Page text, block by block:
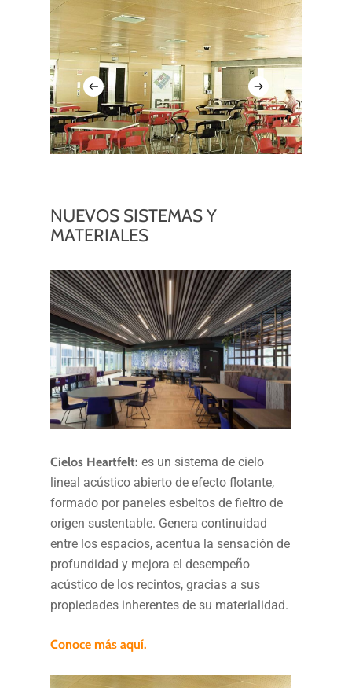
NUEVOS SISTEMAS Y
MATERIALES
Cielos Heartfelt:es un sistema de cielo
lineal acústico abierto de efecto flotante,
formado por paneles esbeltos de fieltro de
origen sustentable. Genera continuidad
entre los espacios, acentua la sensación de
profundidad y mejora el desempeño
acústico de los recintos, gracias a sus
propiedades inherentes de su materialidad.
Conoce más aquí.